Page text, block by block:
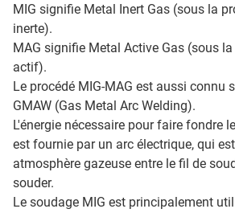
MIG signifie Metal Inert Gas (sous la
inerte).
MAG signifie Metal Active Gas (sous
actif).
Le procédé MIG-MAG est aussi connu
GMAW (Gas Metal Arc Welding).
L'énergie nécessaire pour faire fondre
est fournie par un arc électrique, qui
atmosphère gazeuse entre le fil de
souder.
Le soudage MIG est principalement